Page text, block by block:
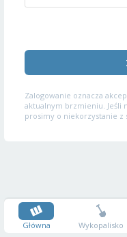
Zalogowanie oznacza
aktualnym brzmieniu. Jeśli
prosimy o niekorzystanie z
Główna Wykopalisko